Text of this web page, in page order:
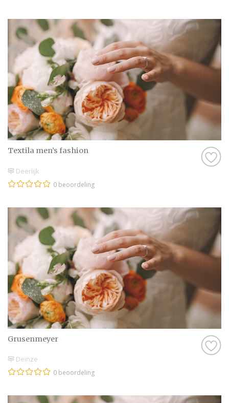
Textila men’s fashion
Deerlijk
0 beoordeling
Grusenmeyer
Deinze
0 beoordeling